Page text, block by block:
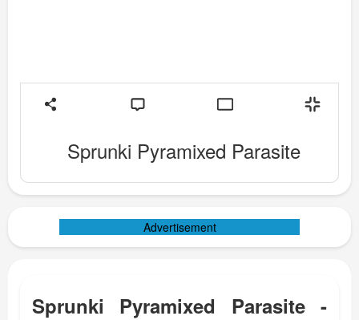
Sprunki Pyramixed Parasite
Advertisement
Sprunki Pyramixed Parasite -